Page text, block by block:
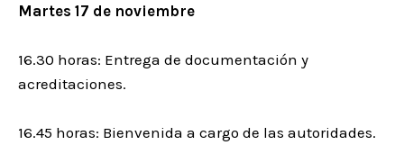
Martes 17 de noviembre
16.30 horas: Entrega de documentación y
acreditaciones.
16.45 horas: Bienvenida a cargo de las autoridades.